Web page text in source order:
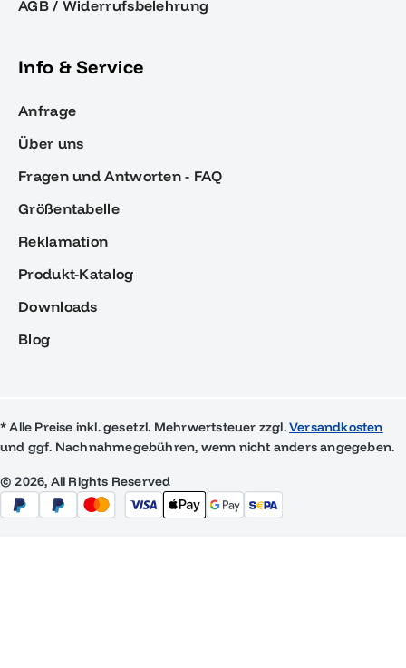
AGB / Widerrufsbelehrung
Info & Service
Anfrage
Über uns
Fragen und Antworten - FAQ
Größentabelle
Reklamation
Produkt-Katalog
Downloads
Blog
* Alle Preise inkl. gesetzl. Mehrwertsteuer zzgl.Versandkosten
und ggf. Nachnahmegebühren, wenn nicht anders angegeben.
© 2026, All Rights Reserved